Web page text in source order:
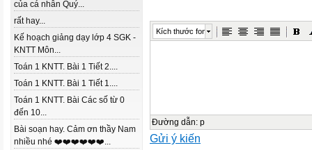
của cá nhân Quý...
rất hay...
Kế hoạch giảng dạy lớp 4 SGK -
KNTT Môn...
Toán 1 KNTT. Bài 1 Tiết 2....
Toán 1 KNTT. Bài 1 Tiết 1....
Toán 1 KNTT. Bài Các số từ 0
đến 10...
Bài soạn hay. Cảm ơn thầy Nam
nhiều nhé ❤️❤️❤️❤️❤️❤️...
Kích thước font
Đường dẫn: p
Gửi ý kiến